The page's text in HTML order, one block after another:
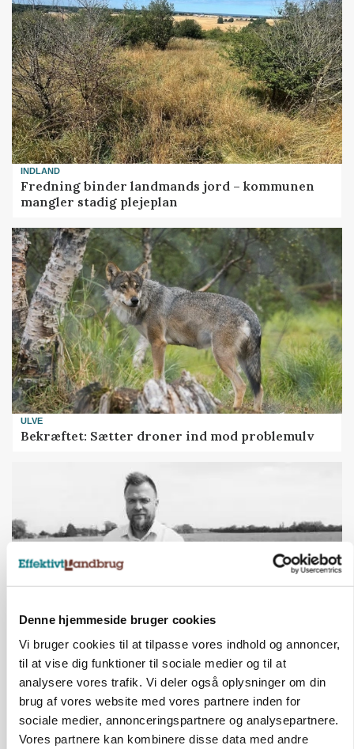
Denne hjemmeside bruger cookies
Vi bruger cookies til at tilpasse vores indhold og annoncer,
til at vise dig funktioner til sociale medier og til at
analysere vores trafik. Vi deler også oplysninger om din
brug af vores website med vores partnere inden for
sociale medier, annonceringspartnere og analysepartnere.
Vores partnere kan kombinere disse data med andre
INDLAND
Fredning binder landmands jord – kommunen
mangler stadig plejeplan
ULVE
Bekræftet: Sætter droner ind mod problemulv
Det er en uskik at udlægge et røgslør om
økoproduktion
Annonce
Loading...